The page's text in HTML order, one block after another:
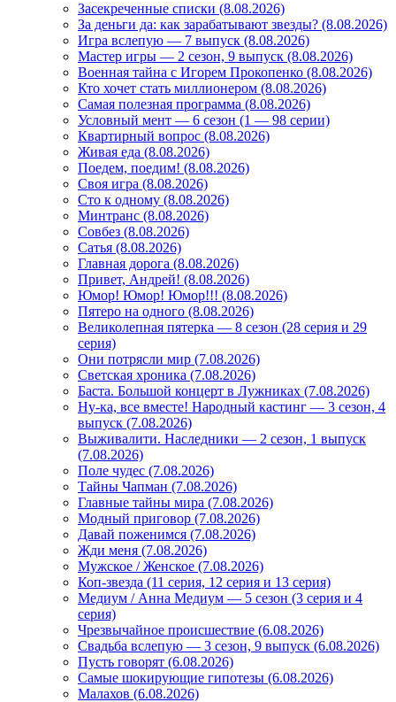
Засекреченные списки (8.08.2026)
За деньги да: как зарабатывают звезды? (8.08.2026)
Игра вслепую — 7 выпуск (8.08.2026)
Мастер игры — 2 сезон, 9 выпуск (8.08.2026)
Военная тайна с Игорем Прокопенко (8.08.2026)
Кто хочет стать миллионером (8.08.2026)
Самая полезная программа (8.08.2026)
Условный мент — 6 сезон (1 — 98 серии)
Квартирный вопрос (8.08.2026)
Живая еда (8.08.2026)
Поедем, поедим! (8.08.2026)
Своя игра (8.08.2026)
Сто к одному (8.08.2026)
Минтранс (8.08.2026)
Совбез (8.08.2026)
Сатья (8.08.2026)
Главная дорога (8.08.2026)
Привет, Андрей! (8.08.2026)
Юмор! Юмор! Юмор!!! (8.08.2026)
Пятеро на одного (8.08.2026)
Великолепная пятерка — 8 сезон (28 серия и 29
серия)
Они потрясли мир (7.08.2026)
Светская хроника (7.08.2026)
Баста. Большой концерт в Лужниках (7.08.2026)
Ну-ка, все вместе! Народный кастинг — 3 сезон, 4
выпуск (7.08.2026)
Выживалити. Наследники — 2 сезон, 1 выпуск
(7.08.2026)
Поле чудес (7.08.2026)
Тайны Чапман (7.08.2026)
Главные тайны мира (7.08.2026)
Модный приговор (7.08.2026)
Давай поженимся (7.08.2026)
Жди меня (7.08.2026)
Мужское / Женское (7.08.2026)
Коп-звезда (11 серия, 12 серия и 13 серия)
Медиум / Анна Медиум — 5 сезон (3 серия и 4
серия)
Чрезвычайное происшествие (6.08.2026)
Свадьба вслепую — 3 сезон, 9 выпуск (6.08.2026)
Пусть говорят (6.08.2026)
Самые шокирующие гипотезы (6.08.2026)
Малахов (6.08.2026)